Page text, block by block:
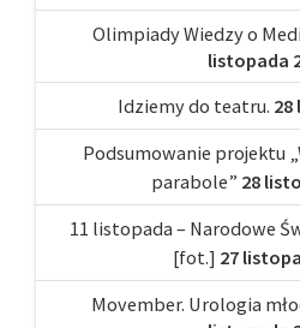
Olimpiady Wiedzy o
listopada
Idziemy do teatru. 28
Podsumowanie projektu
parabole” 28
11 listopada – Narodowe
[fot.] 27
Movember. Urologia